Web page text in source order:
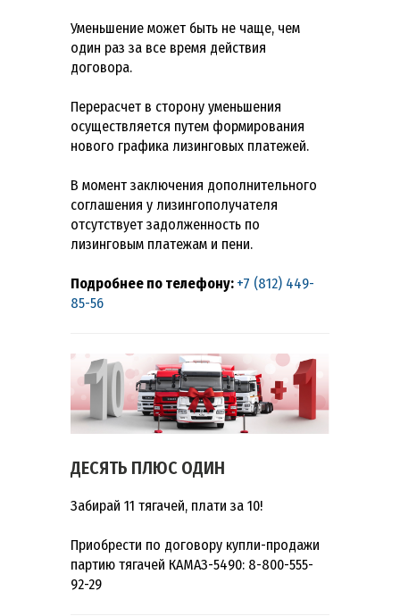
Уменьшение может быть не чаще, чем
один раз за все время действия
договора.
Перерасчет в сторону уменьшения
осуществляется путем формирования
нового графика лизинговых платежей.
В момент заключения дополнительного
соглашения у лизингополучателя
отсутствует задолженность по
лизинговым платежам и пени.
Подробнее по телефону: +7 (812) 449-
85-56
ДЕСЯТЬ ПЛЮС ОДИН
Забирай 11 тягачей, плати за 10!
Приобрести по договору купли-продажи
партию тягачей КАМАЗ-5490: 8-800-555-
92-29